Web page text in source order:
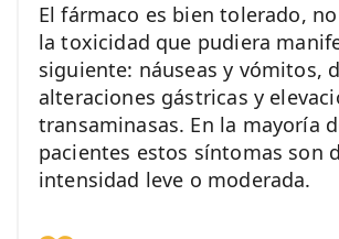
El fármaco es bien tolerado,
la toxicidad que pudiera
siguiente: náuseas y vómitos,
alteraciones gástricas y
transaminasas. En la mayoría
pacientes estos síntomas son
intensidad leve o moderada.